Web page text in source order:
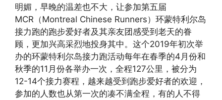
明媚，早晚的温差也不大，让参加第五届
MCR（Montreal Chinese Runners）环蒙特利尔岛
接力跑的跑步爱好者及其亲友团感受到老天的眷
顾，更加兴高采烈地投身其中。这个2019年初次举
办的环蒙特利尔岛接力跑活动每年在春季的4月份和
秋季的11月份各举办一次，全程127公里，被分为
12-14个接力赛程，越来越受到跑步爱好者的欢迎，
参加的人数也从第一次的凑不满全程，有的人不得